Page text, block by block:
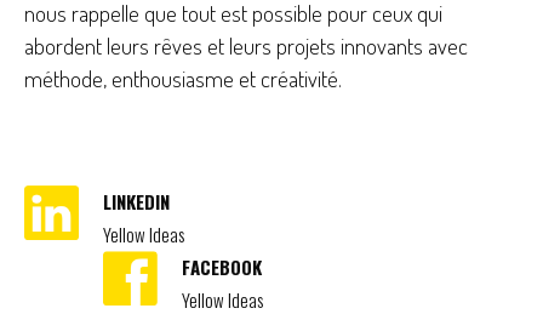
nous rappelle que tout est possible pour ceux qui
abordent leurs rêves et leurs projets innovants avec
méthode, enthousiasme et créativité.
LINKEDIN
Yellow Ideas
FACEBOOK
Yellow Ideas